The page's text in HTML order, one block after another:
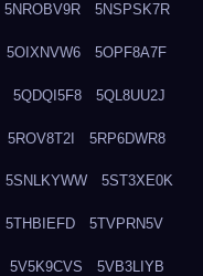
5NROBV9R 5NSPSK7R
5OIXNVW6 5OPF8A7F
5QDQI5F8 5QL8UU2J
5ROV8T2I 5RP6DWR8
5SNLKYWW 5ST3XE0K
5THBIEFD 5TVPRN5V
5V5K9CVS 5VB3LIYB